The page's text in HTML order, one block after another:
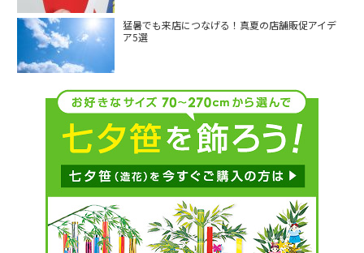
猛暑でも来店につなげる！真夏の店舗販促アイデ
ア5選